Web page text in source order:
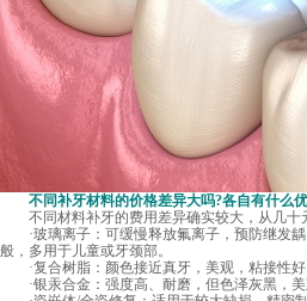
不同补牙材料的价格差异大吗?各自有什么
不同材料补牙的费用差异确实较大，从几十
·玻璃离子：可缓慢释放氟离子，预防继发龋
般，多用于儿童或牙颈部。
·复合树脂：颜色接近真牙，美观，粘接性好
·银汞合金：强度高、耐磨，但色泽灰黑，美